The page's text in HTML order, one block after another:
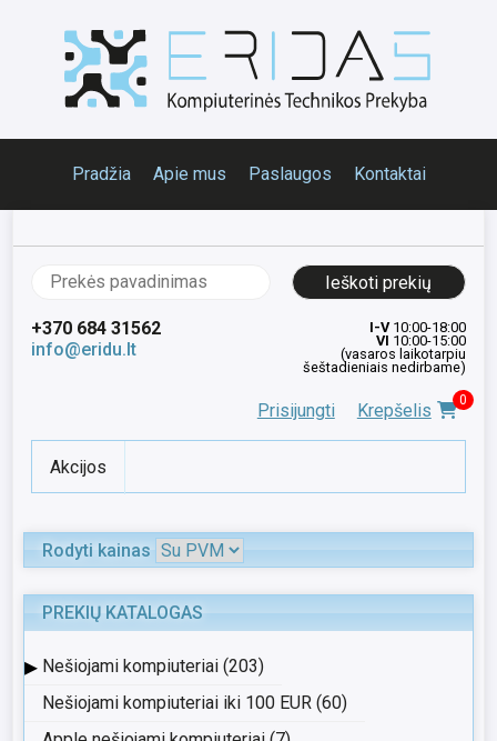
Pradžia Apie mus Paslaugos Kontaktai
Ieškoti:
+370 684 31562
info@eridu.lt
I-V10:00-18:00
VI 10:00-15:00
(vasaros laikotarpiu
šeštadieniais nedirbame)
Prisijungti Krepšelis 0
Akcijos
Rodyti kainas
PREKIŲ KATALOGAS
▸ Nešiojami kompiuteriai (203)
Nešiojami kompiuteriai iki 100 EUR (60)